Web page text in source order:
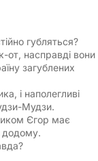
губляться?
насправді вони
загублених
і наполегливі
Мудзи.
Єгор має
додому.